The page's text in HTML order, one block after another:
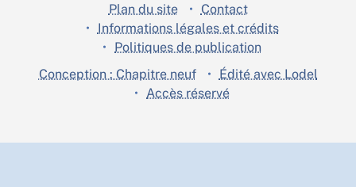
Plan du site
Contact
Informations légales et crédits
Politiques de publication
Conception : Chapitre neuf
Édité avec Lodel
Accès réservé